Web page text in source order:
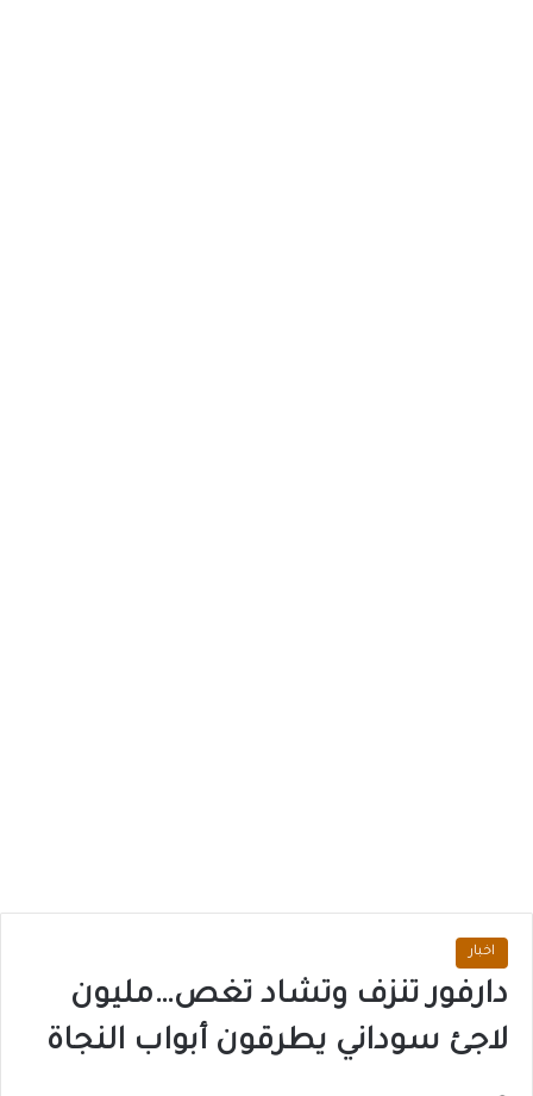
اخبار
دارفور تنزف وتشاد تغص…مليون
لاجئ سوداني يطرقون أبواب النجاة